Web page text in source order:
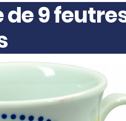
de 9